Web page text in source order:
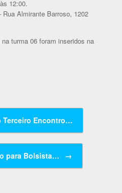
12:00.
Almirante Barroso, 1202
turma 06 foram inseridos na
Terceiro Encontro…
para Bolsista… →